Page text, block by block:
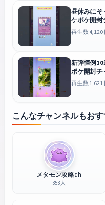
昼休みにそ
ケポケ開封
モンスター
再生数 4,120
新弾恒例
ポケ開封チ
ンスター #
再生数 1,621
こんなチャンネルもお
メタモン攻略ch
353 人